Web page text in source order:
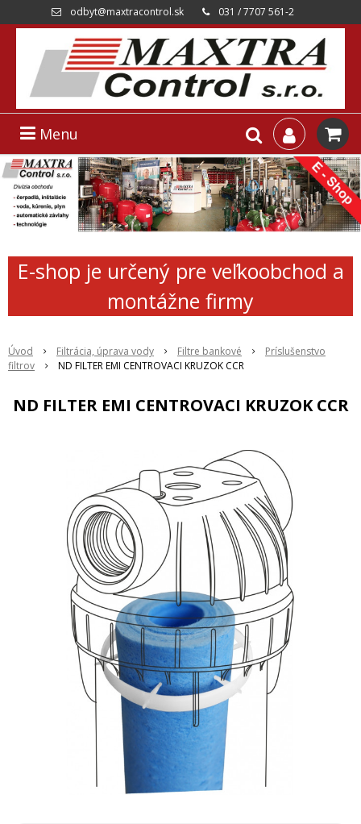
odbyt@maxtracontrol.sk 031 / 7707 561-2
Menu
E-shop je určený pre veľkoobchod a
montážne firmy
Úvod Filtrácia, úprava vody Filtre bankové
Príslušenstvo
filtrov
ND FILTER EMI CENTROVACI KRUZOK CCR
ND FILTER EMI CENTROVACI KRUZOK CCR